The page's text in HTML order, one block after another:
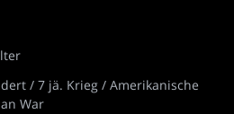
/ 7 jä. Krieg / Amerikanische
War